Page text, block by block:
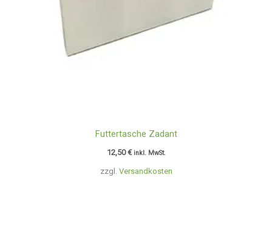
zzgl. Versandkosten
Futtertasche Zadant
12,50€ inkl. MwSt.